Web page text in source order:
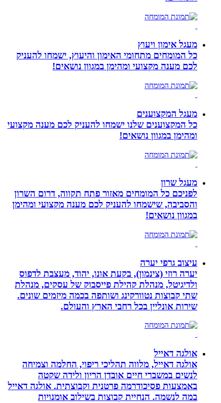
מעגל אימון ויעוץ
כל המומחים מתחומי האימון והיעוץ, ישמחו להעניק
לכם מענה מקצועי ומהימן במגוון נושאים!
מעגל המקצוענים
כל המקצוענים שלנו ישמחו להעניק לכם מענה מקצועי
ומהימן במגוון נושאים!
מעגל שרון
לפניכם כל המומחים מאזור פתח תקווה, דרום השרון
והסביבה, שישמחו להעניק לכם מענה מקצועי ומהימן
במגוון נושאים!
עיצוב גרפי יערה
יערה רוזי (צינמון), בקעת אונו, יהוד, מעצבת לדפוס
ולדיגיטל, מנהלת קהילת פייסבוק של עסקים, מנהלת
שתי קבוצות נטוורקינג ושותפה בכמה מיזמים שונים.
שירות אונליין בכל רחבי הארץ והעולם.
אולגה דאייל
אולגה דאייל, מלווה תהליכי ריפוי, החלמה וצמיחה
לנשים במשברי חיים אובדן הריון ולידה שקטה
באמצעות פסיכודרמה פרטנית וקבוצתית. אולגה דאייל
במה לנשמה. ‏הנחיית קבוצות בשילוב אומנויות‏